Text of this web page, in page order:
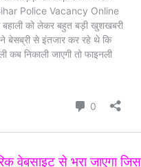
वेबसाइट से भरा जाएगा